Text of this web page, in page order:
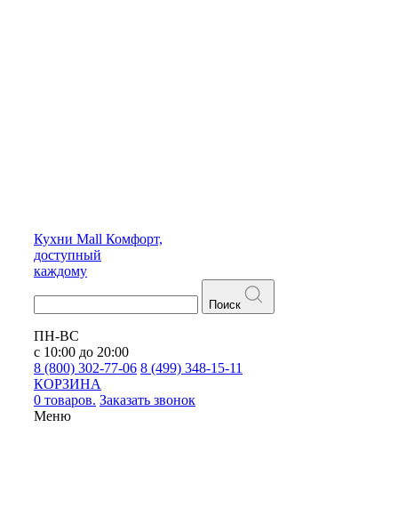
Кухни Mall Комфорт,
доступный
каждому
Поиск
ПН-ВС
с 10:00 до 20:00
8 (800) 302-77-06 8 (499) 348-15-11
КОРЗИНА
0 товаров. Заказать звонок
Меню